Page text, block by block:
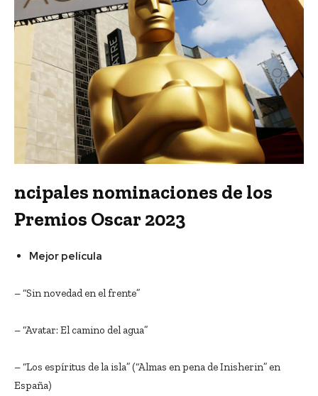
ncipales nominaciones de los
Premios Oscar 2023
Mejor película
– “Sin novedad en el frente”
– “Avatar: El camino del agua”
– “Los espíritus de la isla” (“Almas en pena de Inisherin” en
España)